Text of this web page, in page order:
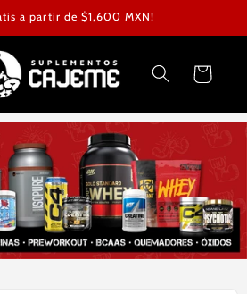
a partir de $1,600 MXN!
Carrito